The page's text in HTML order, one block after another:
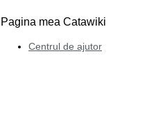
Pagina mea Catawiki
Centrul de ajutor